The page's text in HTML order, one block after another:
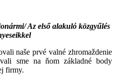
Az első alakuló közgyűlés
naše prvé valné zhromaždenie
sme na ňom základné body
firmy.